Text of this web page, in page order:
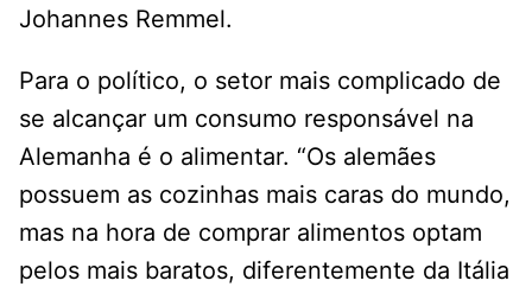
Johannes Remmel.
Para o político, o setor mais complicado de
se alcançar um consumo responsável na
Alemanha é o alimentar. “Os alemães
possuem as cozinhas mais caras do mundo,
mas na hora de comprar alimentos optam
pelos mais baratos, diferentemente da Itália